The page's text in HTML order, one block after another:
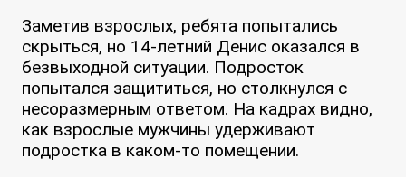
Заметив взрослых, ребята попытались
скрыться, но 14-летний Денис оказался в
безвыходной ситуации. Подросток
попытался защититься, но столкнулся с
несоразмерным ответом. На кадрах видно,
как взрослые мужчины удерживают
подростка в каком-то помещении.